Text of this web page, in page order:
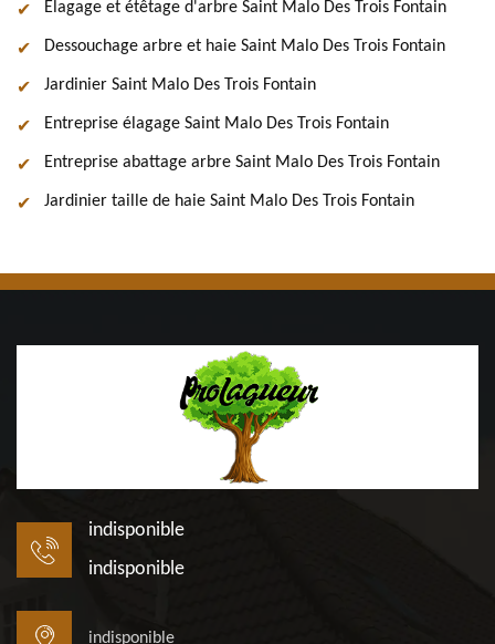
Elagage et étêtage d'arbre Saint Malo Des Trois Fontain
Dessouchage arbre et haie Saint Malo Des Trois Fontain
Jardinier Saint Malo Des Trois Fontain
Entreprise élagage Saint Malo Des Trois Fontain
Entreprise abattage arbre Saint Malo Des Trois Fontain
Jardinier taille de haie Saint Malo Des Trois Fontain
indisponible
indisponible
indisponible